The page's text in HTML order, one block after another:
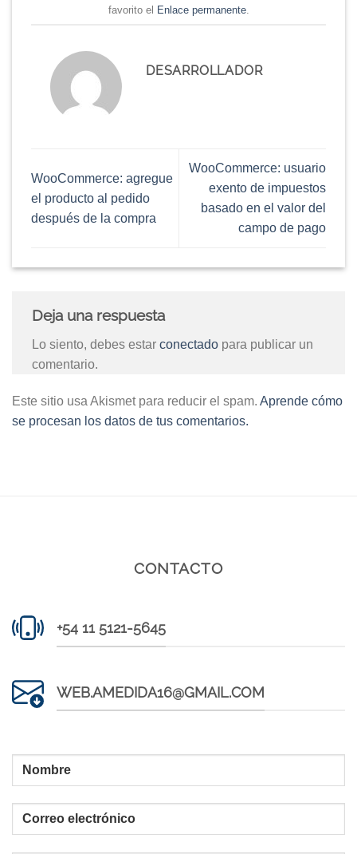
favorito el Enlace permanente.
DESARROLLADOR
WooCommerce: agregue
el producto al pedido
después de la compra
WooCommerce: usuario
exento de impuestos
basado en el valor del
campo de pago
Deja una respuesta
Lo siento, debes estar conectado para publicar un
comentario.
Este sitio usa Akismet para reducir el spam. Aprende cómo
se procesan los datos de tus comentarios.
CONTACTO
+54 11 5121-5645
WEB.AMEDIDA16@GMAIL.COM